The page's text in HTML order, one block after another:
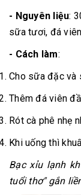
- Nguyên liệu:
sữa tươi, đá
- Cách làm:
Cho sữa đặc và
Thêm đá viên
Rót cà phê nhẹ
Khi uống thì
Bạc xỉu lạnh
tuổi thơ" gắn